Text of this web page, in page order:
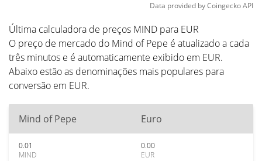
Data provided byCoingeckoAPI
Última calculadora de preços MIND para EUR
O preço de mercado do Mind of Pepe é atualizado a cada
três minutos e é automaticamente exibido em EUR.
Abaixo estão as denominações mais populares para
conversão em EUR.
Mind of Pepe Euro
0.01
MIND
0.00
EUR